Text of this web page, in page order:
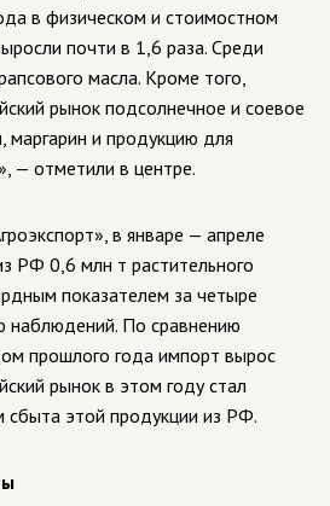
в физическом и стоимостном
почти в 1,6 раза. Среди
масла. Кроме того,
рынок подсолнечное и соевое
и продукцию для
— отметили в центре.
в январе — апреле
РФ 0,6 млн т растительного
показателем за четыре
наблюдений. По сравнению
прошлого года импорт вырос
рынок в этом году стал
сбыта этой продукции из РФ.